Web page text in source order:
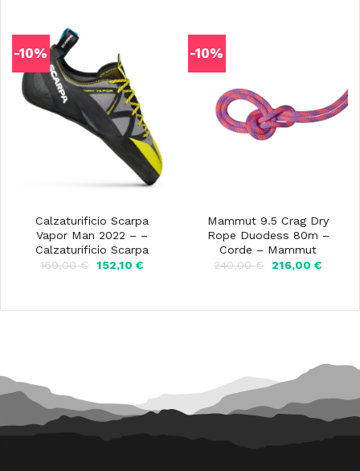
-10%
Calzaturificio Scarpa
Vapor Man 2022 – –
Calzaturificio Scarpa
169,00€
Il
169,00 €.
152,10 €Il
152,10 €.
-10%
Mammut 9.5 Crag Dry
Rope Duodess 80m –
Corde – Mammut
240,00€
Il
240,00 €.
216,00 €Il